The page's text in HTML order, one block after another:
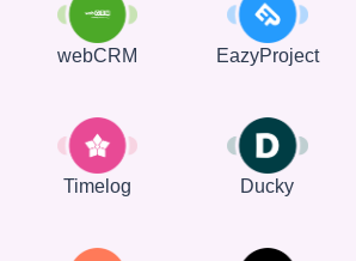
webCRM EazyProject
Timelog Ducky